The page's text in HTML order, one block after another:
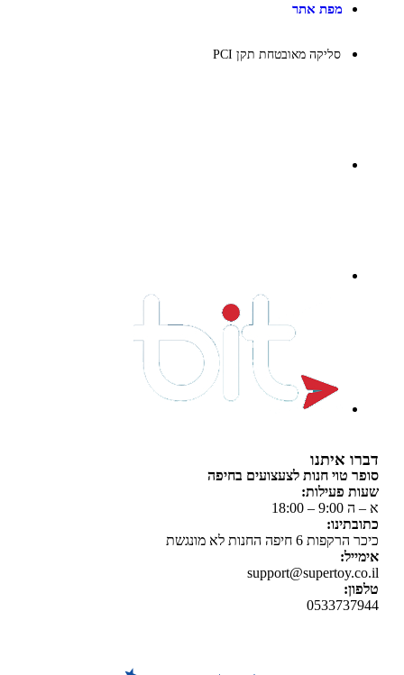
מפת אתר
סליקה מאובטחת תקן PCI
איתנו
טוי חנות לצעצועים בחיפה
פעילות:
6 חיפה החנות לא מונגשת